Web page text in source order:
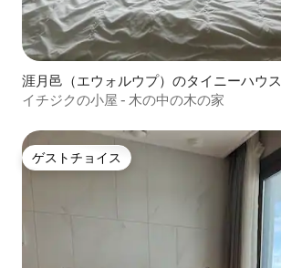
涯月邑（エウォルウプ）のタイニーハウス
イチジクの小屋 - 木の中の木の家
ゲストチョイス
ゲストチョイス